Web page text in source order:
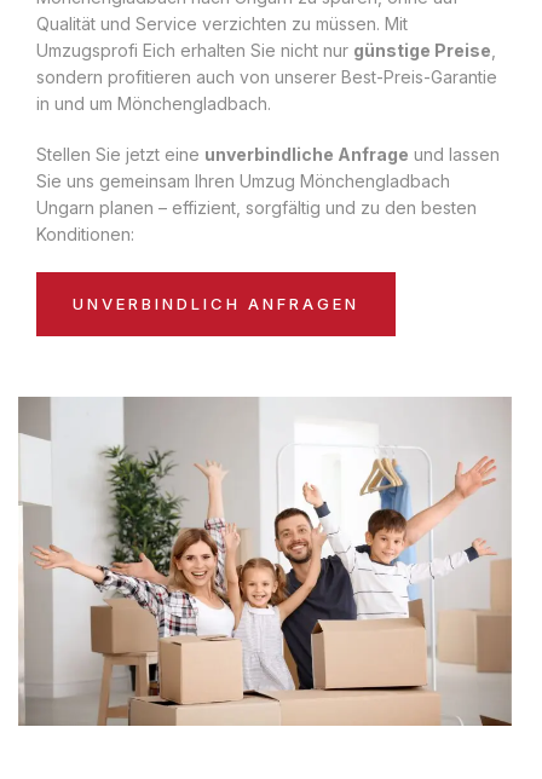
Qualität und Service verzichten zu müssen. Mit
Umzugsprofi Eich erhalten Sie nicht nur günstige Preise
sondern profitieren auch von unserer Best-Preis-Garantie
in und um Mönchengladbach.
Stellen Sie jetzt eine unverbindliche Anfrage und lassen
Sie uns gemeinsam Ihren Umzug Mönchengladbach
Ungarn planen – effizient, sorgfältig und zu den besten
Konditionen:
UNVERBINDLICH ANFRAGEN